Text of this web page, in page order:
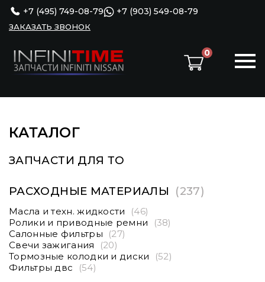
+7 (495) 749-08-79 +7 (903) 549-08-79
ЗАКАЗАТЬ ЗВОНОК
0
КАТАЛОГ
ЗАПЧАСТИ ДЛЯ ТО
РАСХОДНЫЕ МАТЕРИАЛЫ (237)
Масла и техн. жидкости
(46)
Ролики и приводные ремни
(38)
Салонные фильтры
(27)
Свечи зажигания
(20)
Тормозные колодки и диски
(52)
Фильтры двс
(54)